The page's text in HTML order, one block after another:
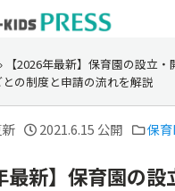
【2026年最新】保育園の設立
の制度と申請の流れを解説
2021.6.15 公開 保
最新】保育園の